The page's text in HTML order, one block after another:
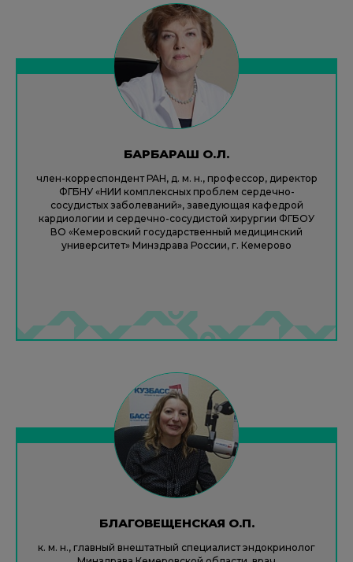
БАРБАРАШ О.Л.
член-корреспондент РАН, д. м. н., профессор, директор
ФГБНУ «НИИ комплексных проблем сердечно-
сосудистых заболеваний», заведующая кафедрой
кардиологии и сердечно-сосудистой хирургии ФГБОУ
ВО «Кемеровский государственный медицинский
университет» Минздрава России, г. Кемерово
БЛАГОВЕЩЕНСКАЯ О.П.
к. м. н., главный внештатный специалист эндокринолог